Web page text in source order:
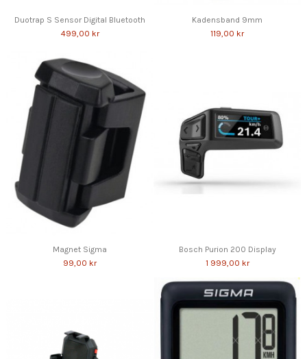
Duotrap S Sensor Digital Bluetooth
499,00 kr
Kadensband 9mm
119,00 kr
Magnet Sigma
99,00 kr
Bosch Purion 200 Display
1 999,00 kr